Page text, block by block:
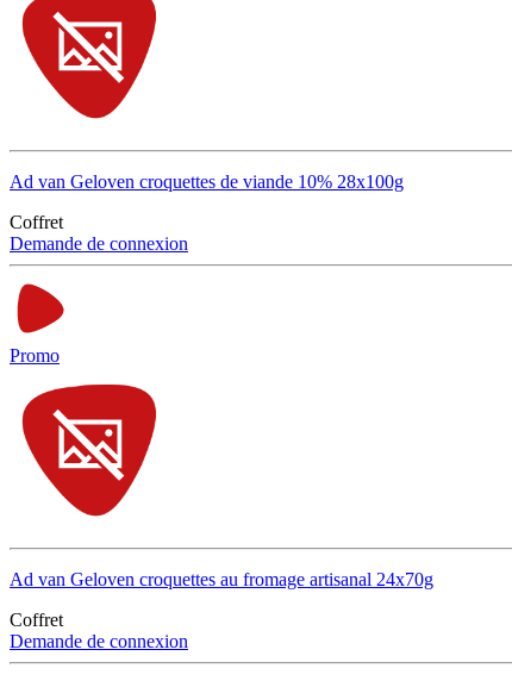
Ad van Geloven croquettes de viande 10% 28x100g
Coffret
Demande de connexion
Promo
Ad van Geloven croquettes au fromage artisanal 24x70g
Coffret
Demande de connexion